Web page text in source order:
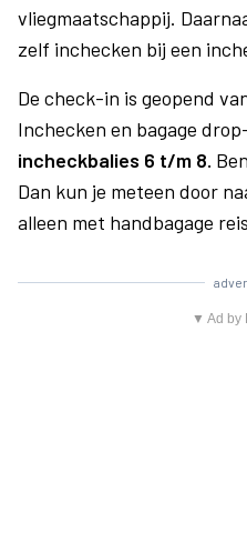
vliegmaatschappij.
zelf inchecken bij een
De check-in is geopend
Inchecken en bagage
incheckbalies 6 t/m 8.
Dan kun je meteen door
alleen met handbagage
▼ Ad by